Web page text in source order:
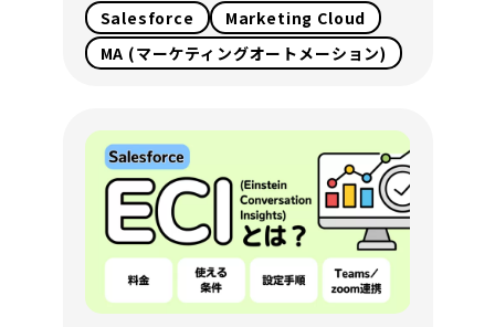
Salesforce
Marketing Cloud
MA (マーケティングオートメーション)